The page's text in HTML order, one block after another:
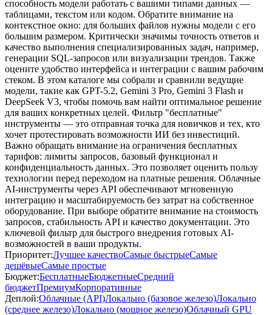
способность модели работать с вашими типами данных —
таблицами, текстом или кодом. Обратите внимание на
контекстное окно: для больших файлов нужны модели с его
большим размером. Критически значимы точность ответов и
качество выполнения специализированных задач, например,
генерации SQL-запросов или визуализации трендов. Также
оцените удобство интерфейса и интеграции с вашим рабочим
стеком. В этом каталоге мы собрали и сравнили ведущие
модели, такие как GPT-5.2, Gemini 3 Pro, Gemini 3 Flash и
DeepSeek V3, чтобы помочь вам найти оптимальное решение
для ваших конкретных целей. Фильтр "бесплатные"
инструменты — это отправная точка для новичков и тех, кто
хочет протестировать возможности ИИ без инвестиций.
Важно обращать внимание на ограничения бесплатных
тарифов: лимиты запросов, базовый функционал и
конфиденциальность данных. Это позволяет оценить пользу
технологии перед переходом на платные решения. Облачные
AI-инструменты через API обеспечивают мгновенную
интеграцию и масштабируемость без затрат на собственное
оборудование. При выборе обратите внимание на стоимость
запросов, стабильность API и качество документации. Это
ключевой фильтр для быстрого внедрения готовых AI-
возможностей в ваши продукты.
Приоритет:Лучшее качествоСамые быстрыеСамые
дешёвыеСамые простые
Бюджет:БесплатныеБюджетныеСредний
бюджетПремиумКорпоративные
Деплой:Облачные (API)Локально (базовое железо)Локально
(среднее железо)Локально (мощное железо)Облачный GPU